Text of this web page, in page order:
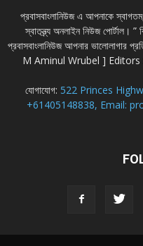
প্রবাসবাংলানিউজ এ আপনাকে
স্বাতন্ত্র্য অনলাইন নিউজ পোর্টাল। ”
প্রবাসবাংলানিউজ আপনার
M Aminul Wrubel ]
যোগাযোগ: 522 Princes
+61405148838, Email: